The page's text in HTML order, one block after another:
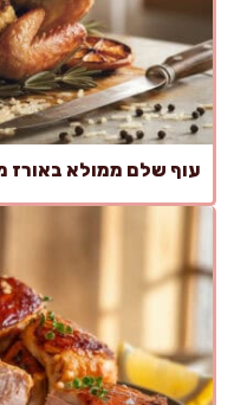
עוף שלם ממולא באורז